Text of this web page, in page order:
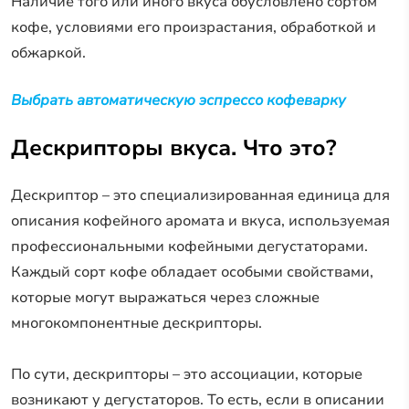
кофе, условиями его произрастания, обработкой и
обжаркой.
Выбрать автоматическую эспрессо кофеварку
Дескрипторы вкуса. Что это?
Дескриптор – это специализированная единица для
описания кофейного аромата и вкуса, используемая
профессиональными кофейными дегустаторами.
Каждый сорт кофе обладает особыми свойствами,
которые могут выражаться через сложные
многокомпонентные дескрипторы.
По сути, дескрипторы – это ассоциации, которые
возникают у дегустаторов. То есть, если в описании